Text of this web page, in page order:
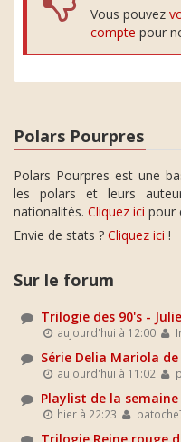
Vous pouvez
compte pour
Polars Pourpres
Polars Pourpres est une
les polars et leurs
nationalités. Cliquez ici pour
Envie de stats ? Cliquez ici !
Sur le forum
Trilogie des 90's -
aujourd'hui à 12:00
Série Delia Mariola
aujourd'hui à 11:02
Playlist de la semaine
hier à 22:23